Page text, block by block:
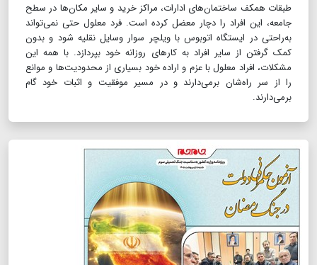
طبقات همکف ساختمان‌‌‌های ادارات، مراکز خرید و سایر مکان‌ها در سطح
جامعه، این افراد را دچار معضل کرده است. فرد معلول حتی نمی‌تواند
به‌راحتی در ایستگاه اتوبوس با ویلچر سوار وسایل نقلیه شود و بدون
کمک گرفتن از سایر افراد به کارهای روزانه خود بپردازد. با همه این
مشکلات، افراد معلول با عزم و اراده خود بسیاری از محدودیت‌ها و موانع
را از سر راه‌شان بر‌می‌دارند و در مسیر موفقیت و اثبات خود گام
برمی‌دارند.